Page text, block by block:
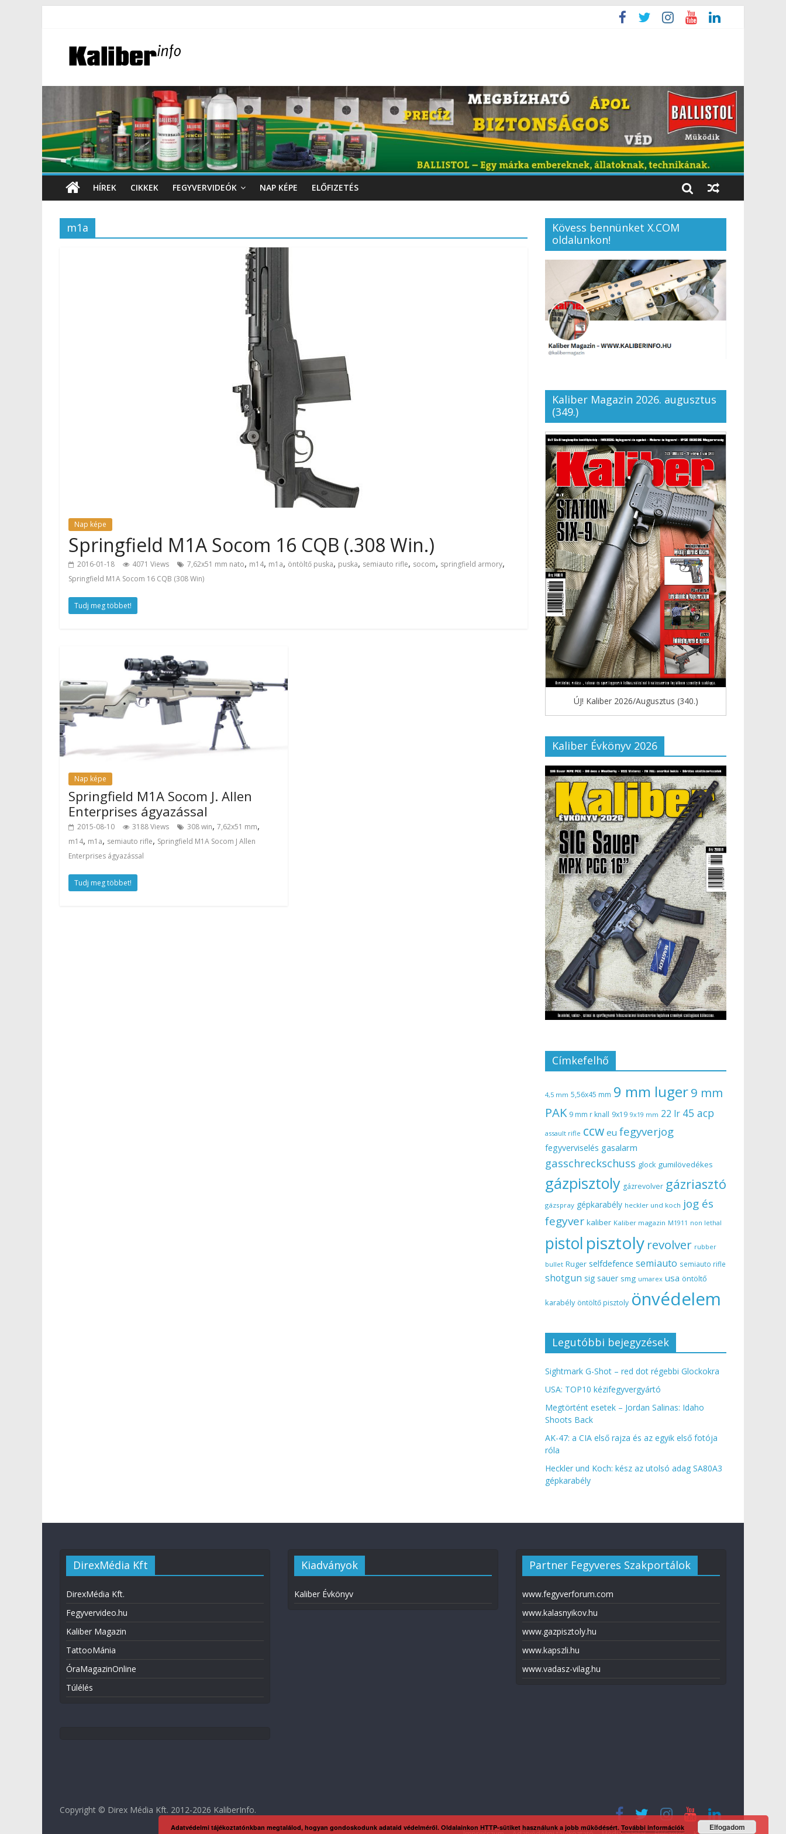
HÍREK CIKKEK FEGYVERVIDEÓK NAP KÉPE ELŐFIZETÉS
m1a
Nap képe
Springfield M1A Socom 16 CQB (.308 Win.)
2016-01-18 4071 Views 7,62x51 mm nato, m14, m1a, öntöltő puska, puska, semiauto rifle, socom, springfield armory,
Springfield M1A Socom 16 CQB (308 Win)
Tudj meg többet!
Nap képe
Springfield M1A Socom J. Allen
Enterprises ágyazással
2015-08-10 3188 Views 308 win, 7,62x51 mm,
m14, m1a, semiauto rifle, Springfield M1A Socom J Allen
Enterprises ágyazással
Tudj meg többet!
Kövess bennünket X.COM
oldalunkon!
Kaliber Magazin 2026. augusztus
(349.)
ÚJ! Kaliber 2026/Augusztus (340.)
Kaliber Évkönyv 2026
Címkefelhő
4,5 mm 5,56x45 mm 9 mm luger9 mm
PAK 9 mm r knall 9x19 9x19 mm 22 lr 45 acp
assault rifle ccw eu fegyverjog
fegyverviselés gasalarm
gasschreckschuss glock gumilövedékes
gázpisztoly gázrevolver gázriasztó
gázspray gépkarabély heckler und koch jog és
fegyver kaliber Kaliber magazin M1911 non lethal
pistol pisztoly revolver rubber
bullet Ruger selfdefence semiauto semiauto rifle
shotgun sig sauer smg umarex usa öntöltő
karabély öntöltő pisztoly önvédelem
Legutóbbi bejegyzések
Sightmark G-Shot – red dot régebbi Glockokra
USA: TOP10 kézifegyvergyártó
Megtörtént esetek – Jordan Salinas: Idaho
Shoots Back
AK-47: a CIA első rajza és az egyik első fotója
róla
Heckler und Koch: kész az utolsó adag SA80A3
gépkarabély
DirexMédia Kft
DirexMédia Kft.
Fegyvervideo.hu
Kaliber Magazin
TattooMánia
ÓraMagazinOnline
Túlélés
Kiadványok
Kaliber Évkönyv
Partner Fegyveres Szakportálok
www.fegyverforum.com
www.kalasnyikov.hu
www.gazpisztoly.hu
www.kapszli.hu
www.vadasz-vilag.hu
Copyright © Direx Média Kft. 2012-2026 KaliberInfo.
Adatvédelmi tájékoztatónkban megtalálod, hogyan gondoskodunk adataid védelméről. Oldalainkon HTTP-sütiket használunk a jobb működésért. További információk Elfogadom